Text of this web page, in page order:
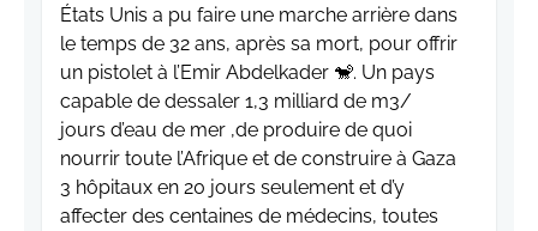
États Unis a pu faire une marche arrière dans
le temps de 32 ans, après sa mort, pour offrir
un pistolet à l’Emir Abdelkader 🐒. Un pays
capable de dessaler 1,3 milliard de m3/
jours d’eau de mer ,de produire de quoi
nourrir toute l’Afrique et de construire à Gaza
3 hôpitaux en 20 jours seulement et d’y
affecter des centaines de médecins, toutes